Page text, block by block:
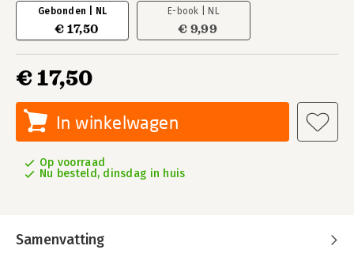
Gebonden | NL
€ 17,50
E-book | NL
€ 9,99
€ 17,50
In winkelwagen
Op voorraad
Nu besteld, dinsdag in huis
Samenvatting